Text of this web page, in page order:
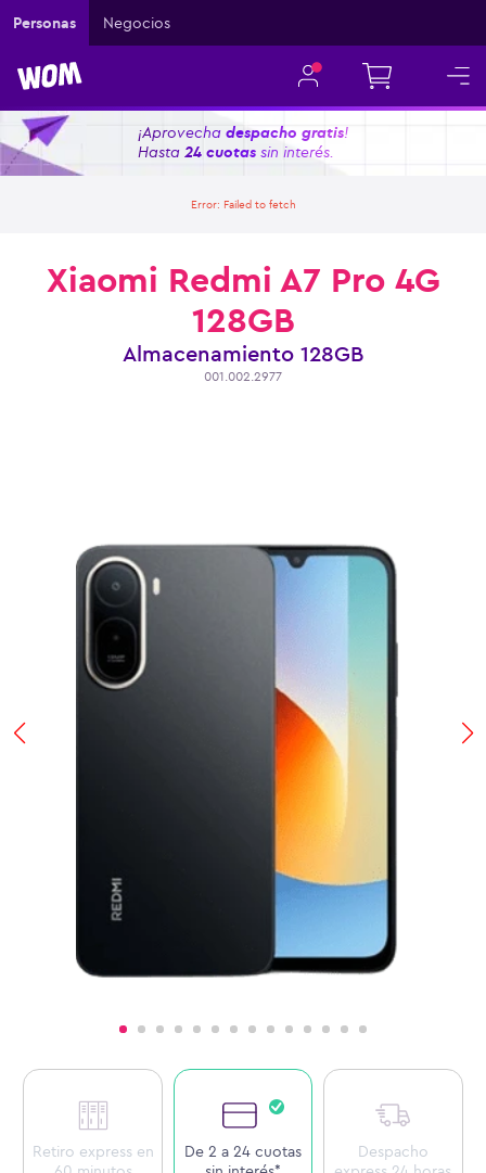
Personas Negocios
¡Aprovecha despacho gratis!
Hasta 24 cuotas sin interés.
Error: Failed to fetch
Xiaomi Redmi A7 Pro 4G
128GB
Almacenamiento 128GB
001.002.2977
Retiro express en
De 2 a 24 cuotas
Despacho